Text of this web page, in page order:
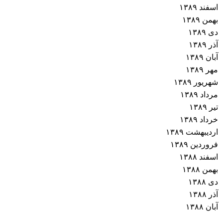
اسفند ۱۳۸۹
بهمن ۱۳۸۹
دی ۱۳۸۹
آذر ۱۳۸۹
آبان ۱۳۸۹
مهر ۱۳۸۹
شهریور ۱۳۸۹
مرداد ۱۳۸۹
تیر ۱۳۸۹
خرداد ۱۳۸۹
اردیبهشت ۱۳۸۹
فروردین ۱۳۸۹
اسفند ۱۳۸۸
بهمن ۱۳۸۸
دی ۱۳۸۸
آذر ۱۳۸۸
آبان ۱۳۸۸